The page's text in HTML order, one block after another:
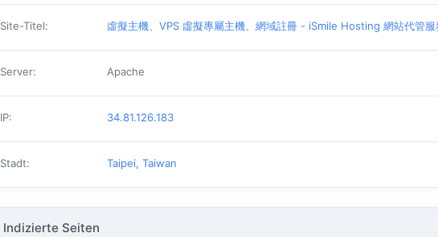
Site-Titel: 虛擬主機、VPS 虛擬專屬主機、網域註冊 - iSmile Hosting 網站代管服
Server: Apache
IP: 34.81.126.183
Stadt: Taipei, Taiwan
Indizierte Seiten